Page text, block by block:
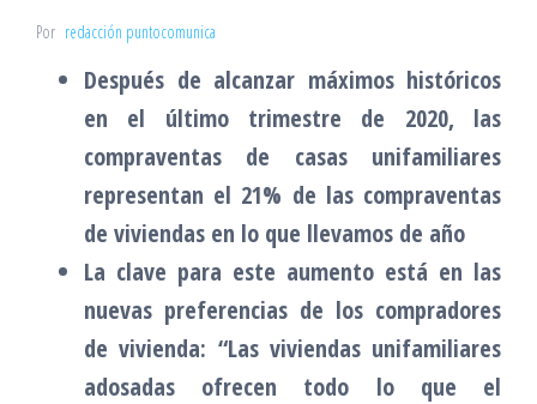
Por redacción puntocomunica
Después de alcanzar máximos históricos
en el último trimestre de 2020, las
compraventas de casas unifamiliares
representan el 21% de las compraventas
de viviendas en lo que llevamos de año
La clave para este aumento está en las
nuevas preferencias de los compradores
de vivienda: “Las viviendas unifamiliares
adosadas ofrecen todo lo que el